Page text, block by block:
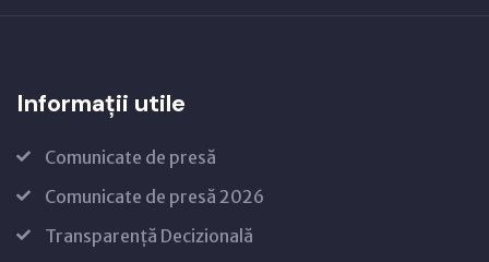
Informații utile
Comunicate de presă
Comunicate de presă 2026
Transparență Decizională